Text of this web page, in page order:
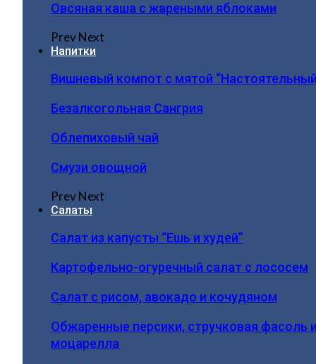
Овсяная каша с жареными яблоками
PrevNext
Напитки
Вишневый компот с мятой
Безалкогольная Сангрия
Облепиховый чай
Смузи овощной
PrevNext
Салаты
Салат из капусты “Ешь и худей”
Картофельно-огуречный салат с лососем
Салат с рисом, авокадо и кочудяном
Обжаренные персики, стручковая фасоль
моцарелла